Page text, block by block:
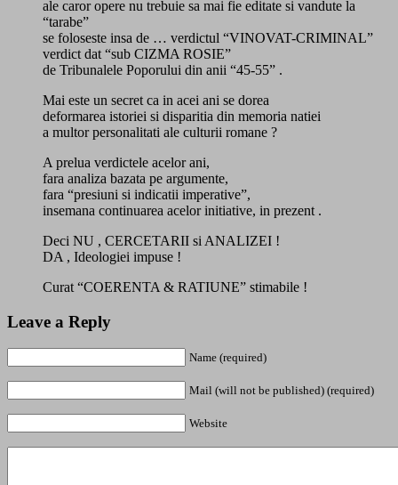
ale caror opere nu trebuie sa mai fie editate si vandute la
“tarabe”
se foloseste insa de … verdictul “VINOVAT-CRIMINAL”
verdict dat “sub CIZMA ROSIE”
de Tribunalele Poporului din anii “45-55” .
Mai este un secret ca in acei ani se dorea
deformarea istoriei si disparitia din memoria natiei
a multor personalitati ale culturii romane ?
A prelua verdictele acelor ani,
fara analiza bazata pe argumente,
fara “presiuni si indicatii imperative”,
insemana continuarea acelor initiative, in prezent .
Deci NU , CERCETARII si ANALIZEI !
DA , Ideologiei impuse !
Curat “COERENTA & RATIUNE” stimabile !
Leave a Reply
Name (required)
Mail (will not be published) (required)
Website